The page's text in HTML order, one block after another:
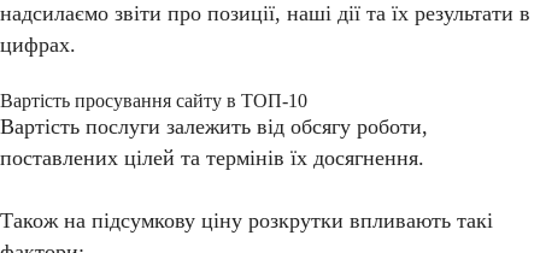
надсилаємо звіти про позиції, наші дії та їх результати в
цифрах.
Вартість просування сайту в ТОП-10
Вартість послуги залежить від обсягу роботи,
поставлених цілей та термінів їх досягнення.
Також на підсумкову ціну розкрутки впливають такі